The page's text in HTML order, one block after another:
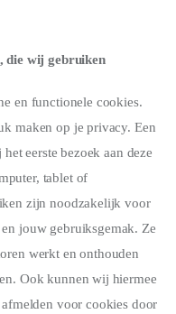
die wij gebruiken
en functionele cookies.
maken op je privacy. Een
eerste bezoek aan deze
tablet of
zijn noodzakelijk voor
jouw gebruiksgemak. Ze
werkt en onthouden
Ook kunnen wij hiermee
voor cookies door